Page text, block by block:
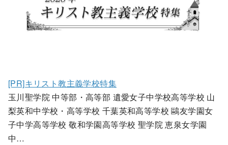
[PR]キリスト教主義学校特集
玉川聖学院 中等部・高等部 遺愛女子中学校高等学校 山
梨英和中学校・高等学校 千葉英和高等学校 鷗友学園女
子中学高等学校 敬和学園高等学校 聖学院 恵泉女学園
中…